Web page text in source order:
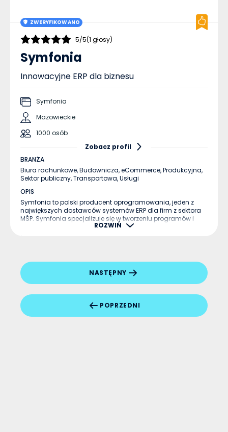
ZWERYFIKOWANO
5/5(1 głosy)
Symfonia
Innowacyjne ERP dla biznesu
Symfonia
Mazowieckie
1000 osób
Zobacz profil
BRANŻA
Biura rachunkowe,Budownicza,eCommerce,Produkcyjna,
Sektor publiczny,Transportowa,Usługi
OPIS
Symfonia to polski producent oprogramowania, jeden z
największych dostawców systemów ERP dla firm z sektora
MŚP. Symfonia specjalizuje się w tworzeniu programów i
aplikacji, w tym chmurowych, przeznaczonych do obsługi i
automatyzacji finansów....
ROZWIŃ
POPRZEDNI
NASTĘPNY